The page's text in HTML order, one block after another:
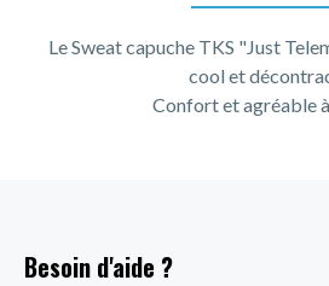
Le Sweat capuche TKS "Just
cool et
Confort et agréable
Besoin d'aide ?